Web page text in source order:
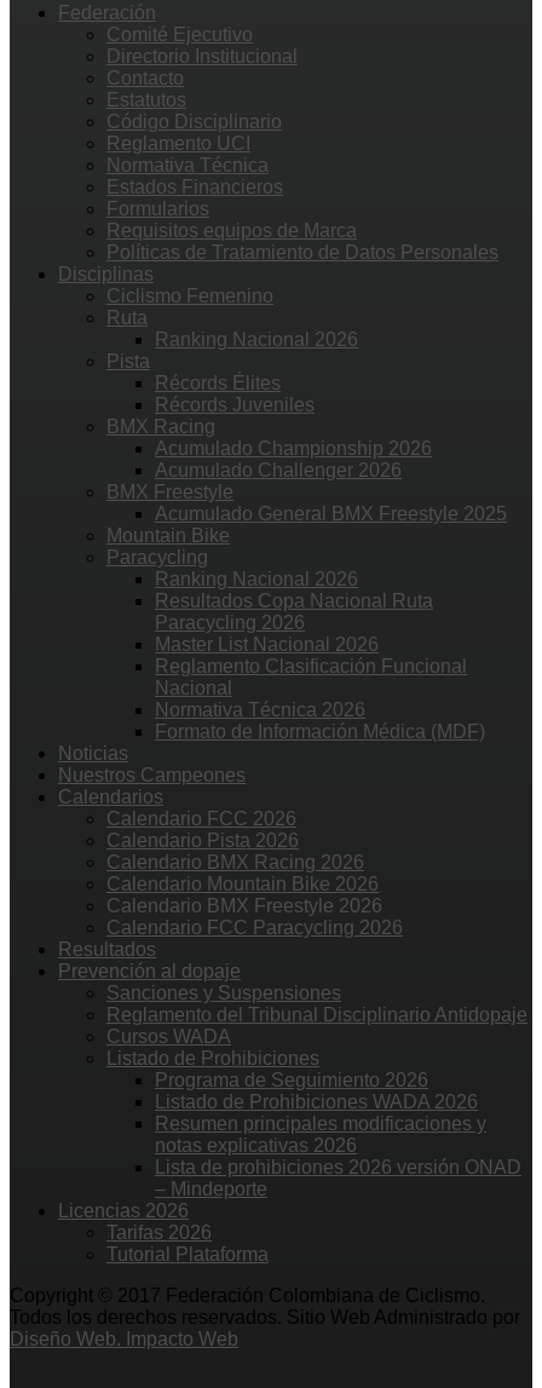
Federación
Comité Ejecutivo
Directorio Institucional
Contacto
Estatutos
Código Disciplinario
Reglamento UCI
Normativa Técnica
Estados Financieros
Formularios
Requisitos equipos de Marca
Políticas de Tratamiento de Datos Personales
Disciplinas
Ciclismo Femenino
Ruta
Ranking Nacional 2026
Pista
Récords Élites
Récords Juveniles
BMX Racing
Acumulado Championship 2026
Acumulado Challenger 2026
BMX Freestyle
Acumulado General BMX Freestyle 2025
Mountain Bike
Paracycling
Ranking Nacional 2026
Resultados Copa Nacional Ruta
Paracycling 2026
Master List Nacional 2026
Reglamento Clasificación Funcional
Nacional
Normativa Técnica 2026
Formato de Información Médica (MDF)
Noticias
Nuestros Campeones
Calendarios
Calendario FCC 2026
Calendario Pista 2026
Calendario BMX Racing 2026
Calendario Mountain Bike 2026
Calendario BMX Freestyle 2026
Calendario FCC Paracycling 2026
Resultados
Prevención al dopaje
Sanciones y Suspensiones
Reglamento del Tribunal Disciplinario Antidopaje
Cursos WADA
Listado de Prohibiciones
Programa de Seguimiento 2026
Listado de Prohibiciones WADA 2026
Resumen principales modificaciones y
notas explicativas 2026
Lista de prohibiciones 2026 versión ONAD
– Mindeporte
Licencias 2026
Tarifas 2026
Tutorial Plataforma
Copyright © 2017 Federación Colombiana de Ciclismo.
Todos los derechos reservados. Sitio Web Administrado por
Diseño Web. Impacto Web